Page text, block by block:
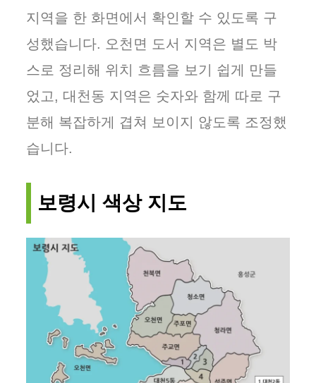
지역을 한 화면에서 확인할 수 있도록 구
성했습니다. 오천면 도서 지역은 별도 박
스로 정리해 위치 흐름을 보기 쉽게 만들
었고, 대천동 지역은 숫자와 함께 따로 구
분해 복잡하게 겹쳐 보이지 않도록 조정했
습니다.
보령시 색상 지도